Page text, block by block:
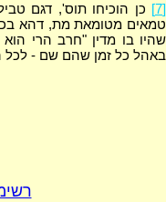
[7]
כן הוכיחו תוס', דגם
טמאים מטומאת מת, דהא
שהיו בו מדין "חרב הרי
באהל כל זמן שהם שם - לכל